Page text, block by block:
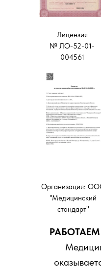
Лицензия
№ ЛО-52-01-
004561
Организация:
"Медицинский
стандарт"